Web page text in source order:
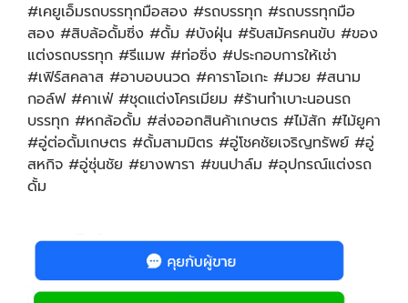
#เคยูเอ็มรถบรรทุกมือสอง #รถบรรทุก #รถบรรทุกมือ
สอง #สิบล้อดั้มซิ่ง #ดั้ม #บังฝุ่น #รับสมัครคนขับ #ของ
แต่งรถบรรทุก #รีแมพ #ท่อซิ่ง #ประกอบการให้เช่า
#เฟิร์สคลาส #อาบอบนวด #คาราโอเกะ #มวย #สนาม
กอล์ฟ #คาเฟ่ #ชุดแต่งโครเมียม #ร้านทำเบาะนอนรถ
บรรทุก #หกล้อดั้ม #ส่งออกสินค้าเกษตร #ไม้สัก #ไม้ยูคา
#อู่ต่อดั้มเกษตร #ดั้มสามมิตร #อู่โชคชัยเจริญทรัพย์ #อู่
สหกิจ #อู่ซุ่นชัย #ยางพารา #ขนปาล์ม #อุปกรณ์แต่งรถ
ดั้ม